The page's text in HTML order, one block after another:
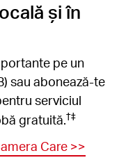
și în
pe un
sau abonează-te
serviciul
gratuită.†‡
Care >>